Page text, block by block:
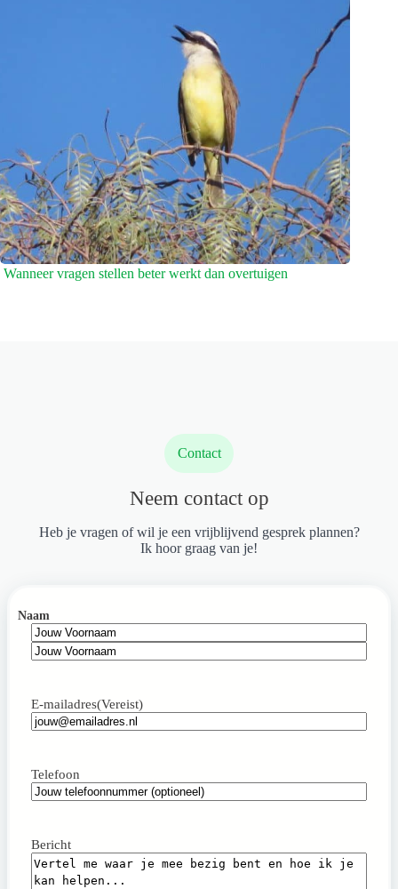
Wanneer vragen stellen beter werkt dan overtuigen
Contact
Neem contact op
Heb je vragen of wil je een vrijblijvend gesprek plannen?
Ik hoor graag van je!
Naam
Voornaam
E-mailadres(Vereist)
Telefoon
Bericht